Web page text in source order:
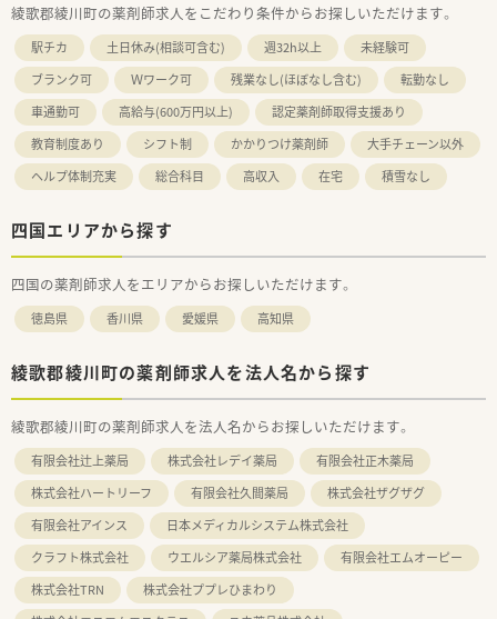
綾歌郡綾川町の薬剤師求人をこだわり条件からお探しいただけます。
駅チカ 土日休み(相談可含む) 週32h以上
未経験可
ブランク可
Ｗワーク可 残業なし(ほぼなし含む)
転勤なし
車通勤可
高給与(600万円以上)
認定薬剤師取得支援あり
教育制度あり
シフト制 かかりつけ薬剤師
大手チェーン以外
ヘルプ体制充実
総合科目 高収入 在宅 積雪なし
四国エリアから探す
四国の薬剤師求人をエリアからお探しいただけます。
徳島県 香川県 愛媛県 高知県
綾歌郡綾川町の薬剤師求人を法人名から探す
綾歌郡綾川町の薬剤師求人を法人名からお探しいただけます。
有限会社辻上薬局 株式会社レデイ薬局
有限会社正木薬局
株式会社ハートリーフ
有限会社久間薬局
株式会社ザグザグ
有限会社アインス
日本メディカルシステム株式会社
クラフト株式会社
ウエルシア薬局株式会社
有限会社エムオーピー
株式会社TRN
株式会社ププレひまわり